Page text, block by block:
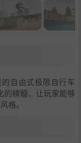
自由式极限自行车
的精髓，让玩家能够
格。